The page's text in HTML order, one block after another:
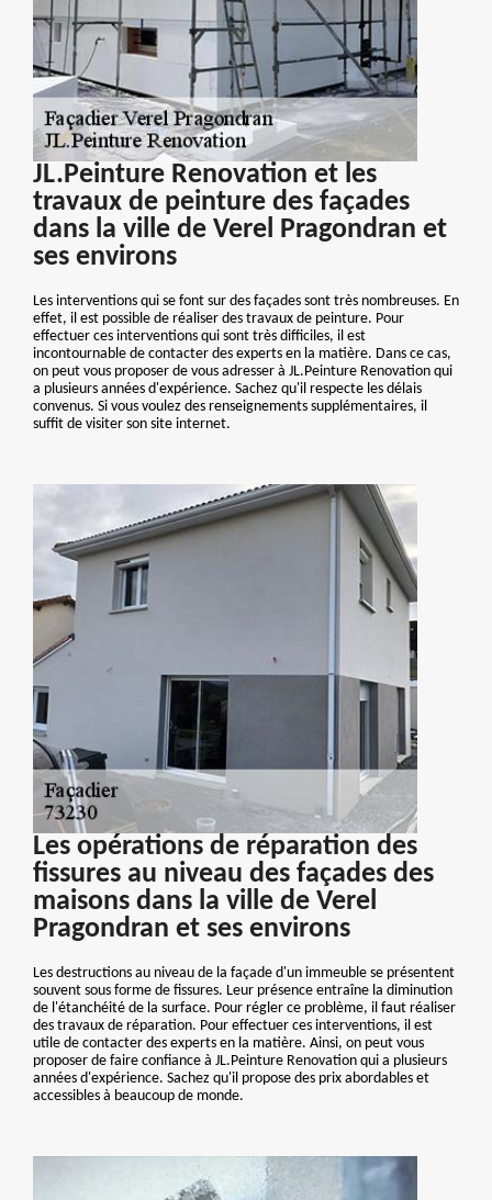
JL.Peinture Renovation et les
travaux de peinture des façades
dans la ville de Verel Pragondran et
ses environs
Les interventions qui se font sur des façades sont très nombreuses. En
effet, il est possible de réaliser des travaux de peinture. Pour
effectuer ces interventions qui sont très difficiles, il est
incontournable de contacter des experts en la matière. Dans ce cas,
on peut vous proposer de vous adresser à JL.Peinture Renovation qui
a plusieurs années d'expérience. Sachez qu'il respecte les délais
convenus. Si vous voulez des renseignements supplémentaires, il
suffit de visiter son site internet.
Les opérations de réparation des
fissures au niveau des façades des
maisons dans la ville de Verel
Pragondran et ses environs
Les destructions au niveau de la façade d'un immeuble se présentent
souvent sous forme de fissures. Leur présence entraîne la diminution
de l'étanchéité de la surface. Pour régler ce problème, il faut réaliser
des travaux de réparation. Pour effectuer ces interventions, il est
utile de contacter des experts en la matière. Ainsi, on peut vous
proposer de faire confiance à JL.Peinture Renovation qui a plusieurs
années d'expérience. Sachez qu'il propose des prix abordables et
accessibles à beaucoup de monde.